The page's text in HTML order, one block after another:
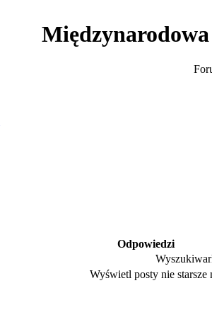
Odpowiedzi
Wyświetl posty nie starsze